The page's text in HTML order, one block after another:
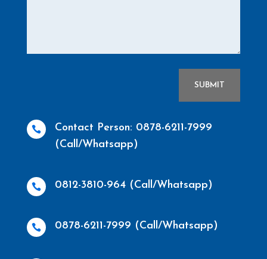
SUBMIT

Contact Person: 0878-6211-7999
(Call/Whatsapp)
 0812-3810-964 (Call/Whatsapp)
 0878-6211-7999 (Call/Whatsapp)